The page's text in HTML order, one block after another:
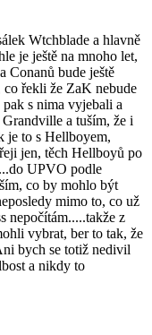
Wtchblade a hlavně
je ještě na mnoho let,
Conanů bude ještě
co řekli že ZaK nebude
s nima vyjebali a
a tuším, že i
je to s Hellboyem,
jen, těch Hellboyů po
UPVO podle
co by mohlo být
mimo to, co už
nepočítám.....takže z
vybrat, ber to tak, že
bych se totiž nedivil
a nikdy to